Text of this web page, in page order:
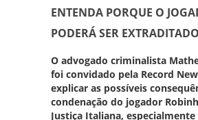
ENTENDA PORQUE O
PODERÁ SER EXTRADITADO
O advogado criminalista
foi convidado pela Record
explicar as possíveis
condenação do jogador
Justiça Italiana, especialmente